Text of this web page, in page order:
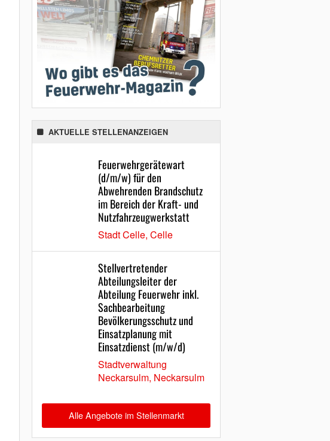
AKTUELLE STELLENANZEIGEN
Feuerwehrgerätewart
(d/m/w) für den
Abwehrenden Brandschutz
im Bereich der Kraft- und
Nutzfahrzeugwerkstatt
Stadt Celle, Celle
Stellvertretender
Abteilungsleiter der
Abteilung Feuerwehr inkl.
Sachbearbeitung
Bevölkerungsschutz und
Einsatzplanung mit
Einsatzdienst (m/w/d)
Stadtverwaltung
Neckarsulm, Neckarsulm
Alle Angebote im Stellenmarkt